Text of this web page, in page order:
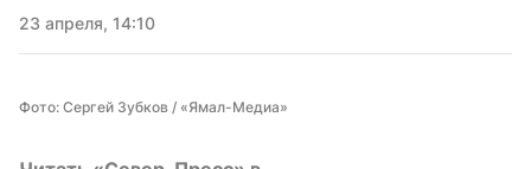
23 апреля, 14:10
Фото: Сергей Зубков / «Ямал-Медиа»